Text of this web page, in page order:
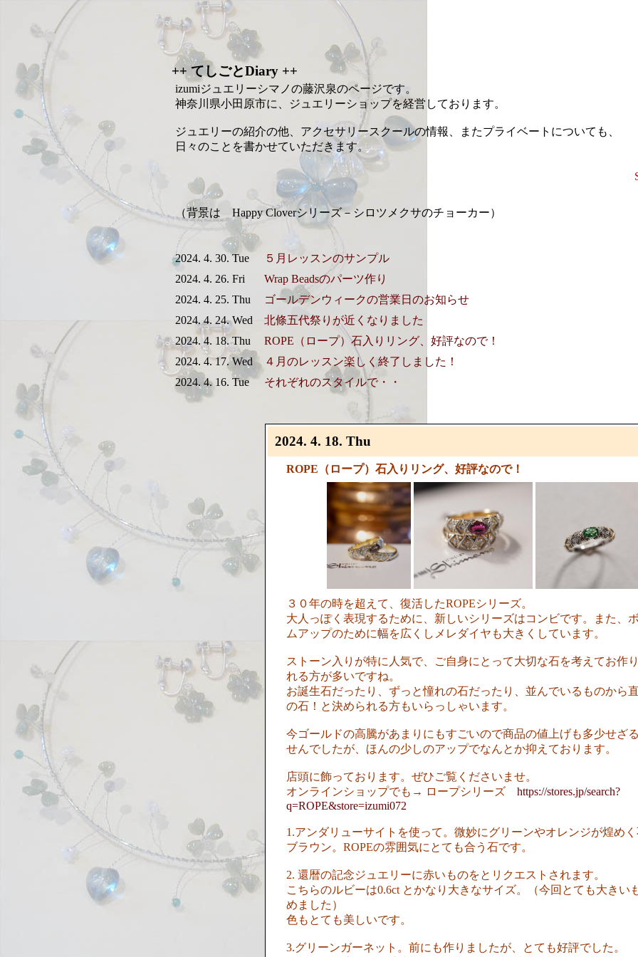
++ てしごとDiary ++
izumiジュエリーシマノの藤沢泉のページです。
神奈川県小田原市に、ジュエリーショップを経営しております。
ジュエリーの紹介の他、アクセサリースクールの情報、またプライベートについても、
日々のことを書かせていただきます。
（背景は Happy Cloverシリーズ－シロツメクサのチョーカー）
2024. 4. 30. Tue
５月レッスンのサンプル
2024. 4. 26. Fri
Wrap Beadsのパーツ作り
2024. 4. 25. Thu
ゴールデンウィークの営業日のお知らせ
2024. 4. 24. Wed
北條五代祭りが近くなりました
2024. 4. 18. Thu
ROPE（ロープ）石入りリング、好評なので！
2024. 4. 17. Wed
４月のレッスン楽しく終了しました！
2024. 4. 16. Tue
それぞれのスタイルで・・
2024. 4. 18. Thu
ROPE（ロープ）石入りリング、好評なので！
３０年の時を超えて、復活したROPEシリーズ。
大人っぽく表現するために、新しいシリーズはコンビです。また、
ムアップのために幅を広くしメレダイヤも大きくしています。
ストーン入りが特に人気で、ご自身にとって大切な石を考えてお作
れる方が多いですね。
お誕生石だったり、ずっと憧れの石だったり、並んでいるものから
の石！と決められる方もいらっしゃいます。
今ゴールドの高騰があまりにもすごいので商品の値上げも多少せざ
せんでしたが、ほんの少しのアップでなんとか抑えております。
店頭に飾っております。ぜひご覧くださいませ。
オンラインショップでも→ ロープシリーズ https://stores.jp/search?
q=ROPE&store=izumi072
1.アンダリューサイトを使って。微妙にグリーンやオレンジが煌め
ブラウン。ROPEの雰囲気にとても合う石です。
2. 還暦の記念ジュエリーに赤いものをとリクエストされます。
こちらのルビーは0.6ct とかなり大きなサイズ。（今回とても大きい
めました）
色もとても美しいです。
3.グリーンガーネット。前にも作りましたが、とても好評でした。